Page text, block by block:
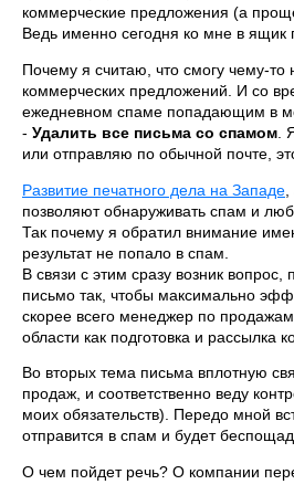
коммерческие предложения (а
Ведь именно сегодня ко мне в
Почему я считаю, что смогу чему-
коммерческих предложений. И со
ежедневном спаме попадающим в
- Удалить все письма со спамом .
или отправляю по обычной почте,
Развитие печатного дела на Западе
позволяют обнаруживать спам и
Так почему я обратил внимание
результат не попало в спам.
В связи с этим сразу возник
письмо так, чтобы максимально
скорее всего менеджер по
области как подготовка и рассылка
Во вторых тема письма вплотную
продаж, и соответственно веду
моих обязательств). Передо мной
отправится в спам и будет
О чем пойдет речь? О компании